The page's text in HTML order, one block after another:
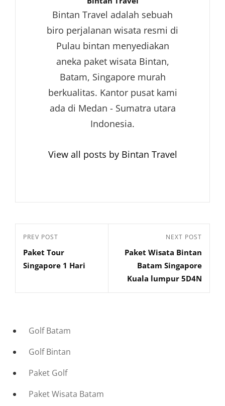
Bintan Travel adalah sebuah
biro perjalanan wisata resmi di
Pulau bintan menyediakan
aneka paket wisata Bintan,
Batam, Singapore murah
berkualitas. Kantor pusat kami
ada di Medan - Sumatra utara
Indonesia.
View all posts by Bintan Travel
Navigasi
pos
Previous
Post
PREV POST
Paket Tour
Singapore 1 Hari
Post
NEXT POST
Paket Wisata Bintan
Batam Singapore
Kuala lumpur 5D4N
Golf Batam
Golf Bintan
Paket Golf
Paket Wisata Batam